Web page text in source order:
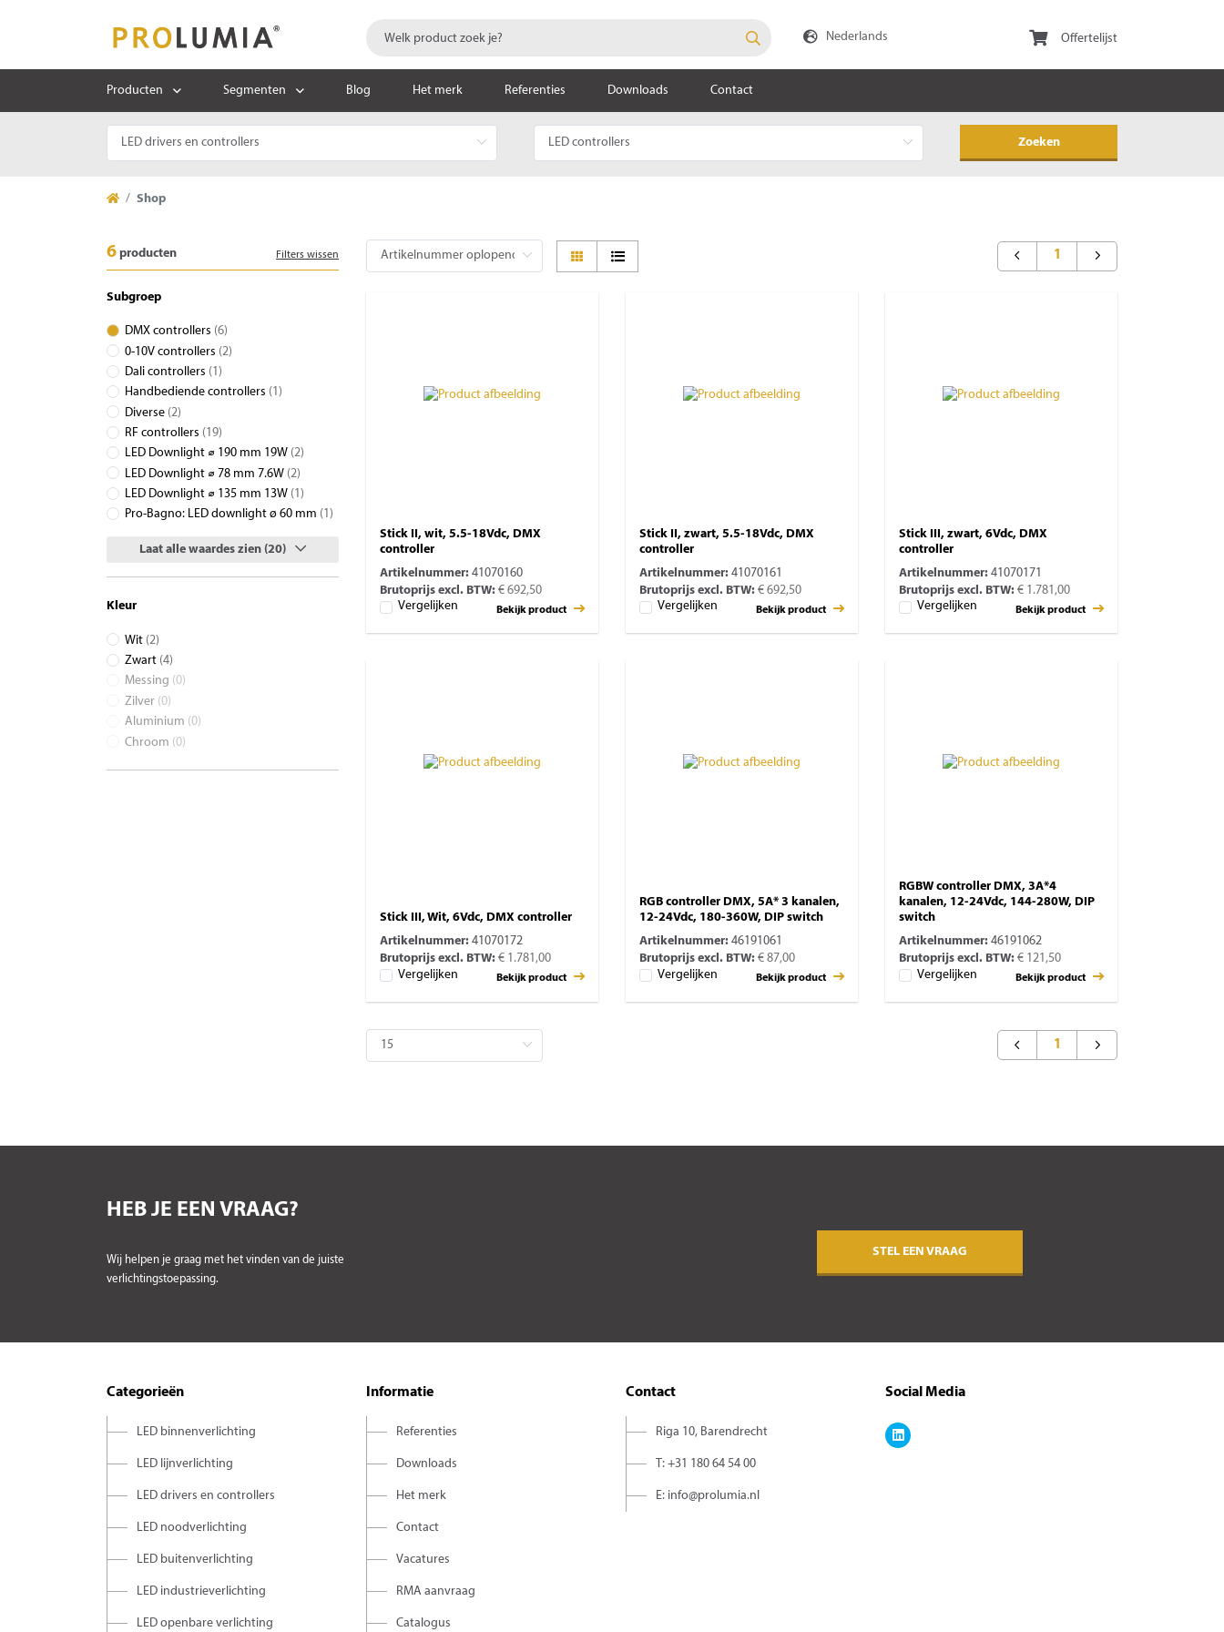
Offertelijst
Producten Segmenten Blog Het merk Referenties Downloads Contact
Shop
6 producten Filters wissen
Subgroep
DMX controllers (6)
0-10V controllers (2)
Dali controllers (1)
Handbediende controllers (1)
Diverse (2)
RF controllers (19)
LED Downlight ⌀ 190 mm 19W (2)
LED Downlight ⌀ 78 mm 7.6W (2)
LED Downlight ⌀ 135 mm 13W (1)
Pro-Bagno: LED downlight ø 60 mm (1)
Laat alle waardes zien (20)
Kleur
Wit (2)
Zwart (4)
Messing (0)
Zilver (0)
Aluminium (0)
Chroom (0)
1
Stick II, wit, 5.5-18Vdc, DMX
controller
Artikelnummer: 41070160
Brutoprijs excl. BTW: € 692,50
Vergelijken
Bekijk product
Stick II, zwart, 5.5-18Vdc, DMX
controller
Artikelnummer: 41070161
Brutoprijs excl. BTW: € 692,50
Vergelijken
Bekijk product
Stick III, zwart, 6Vdc, DMX
controller
Artikelnummer: 41070171
Brutoprijs excl. BTW: € 1.781,00
Vergelijken
Bekijk product
Stick III, Wit, 6Vdc, DMX controller
Artikelnummer: 41070172
Brutoprijs excl. BTW: € 1.781,00
Vergelijken
Bekijk product
RGB controller DMX, 5A* 3 kanalen,
12-24Vdc, 180-360W, DIP switch
Artikelnummer: 46191061
Brutoprijs excl. BTW: € 87,00
Vergelijken
Bekijk product
RGBW controller DMX, 3A*4
kanalen, 12-24Vdc, 144-280W, DIP
switch
Artikelnummer: 46191062
Brutoprijs excl. BTW: € 121,50
Vergelijken
Bekijk product
1
HEB JE EEN VRAAG?
Wij helpen je graag met het vinden van de juiste
verlichtingstoepassing.
STEL EEN VRAAG
Categorieën
LED binnenverlichting
LED lijnverlichting
LED drivers en controllers
LED noodverlichting
LED buitenverlichting
LED industrieverlichting
LED openbare verlichting
Informatie
Referenties
Downloads
Het merk
Contact
Vacatures
RMA aanvraag
Catalogus
Contact
Riga 10, Barendrecht
T: +31 180 64 54 00
E: info@prolumia.nl
Social Media